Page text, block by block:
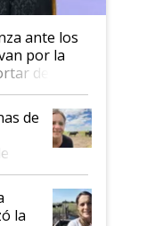
ante los
por la
dejó de
un
de
la